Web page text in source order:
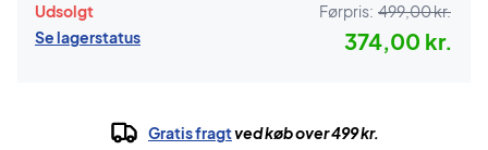
Udsolgt
Se lagerstatus
Førpris: 499,00 kr.
374,00 kr.
Gratis fragtved køb over 499 kr.